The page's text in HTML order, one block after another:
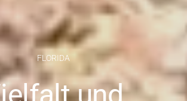
FLORIDA